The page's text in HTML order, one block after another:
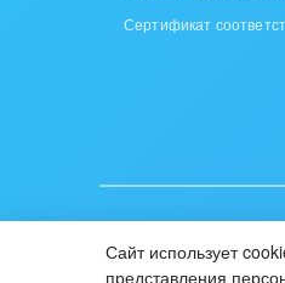
Сертификат
© 2001-2026
Сайт использует
представления